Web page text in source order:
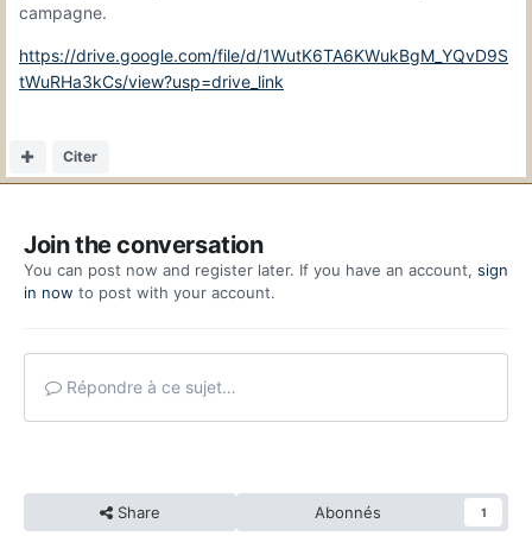
campagne.
https://drive.google.com/file/d/1WutK6TA6KWukBgM_YQvD9S
tWuRHa3kCs/view?usp=drive_link
Citer
Join the conversation
You can post now and register later. If you have an account, sign
in now to post with your account.
Répondre à ce sujet…
Share Abonnés 1